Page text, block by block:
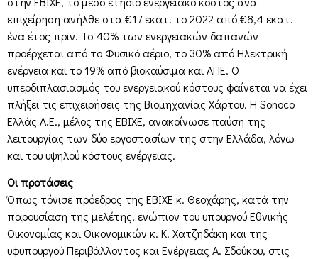
επιχείρηση ανήλθε στα €17 εκατ. το 2022 από €8,4 εκατ.
ένα έτος πριν. Το 40% των ενεργειακών δαπανών
προέρχεται από το Φυσικό αέριο, το 30% από Ηλεκτρική
ενέργεια και το 19% από βιοκαύσιμα και ΑΠΕ. Ο
υπερδιπλασιασμός του ενεργειακού κόστους φαίνεται να έχει
πλήξει τις επιχειρήσεις της Βιομηχανίας Χάρτου. Η Sonoco
Ελλάς Α.Ε., μέλος της ΕΒΙΧΕ, ανακοίνωσε παύση της
λειτουργίας των δύο εργοστασίων της στην Ελλάδα, λόγω
και του υψηλού κόστους ενέργειας.
Οι προτάσεις
Όπως τόνισε πρόεδρος της ΕΒΙΧΕ κ. Θεοχάρης, κατά την
παρουσίαση της μελέτης, ενώπιον του υπουργού Εθνικής
Οικονομίας και Οικονομικών κ. Κ. Χατζηδάκη και της
υφυπουργού Περιβάλλοντος και Ενέργειας Α. Σδούκου, στις